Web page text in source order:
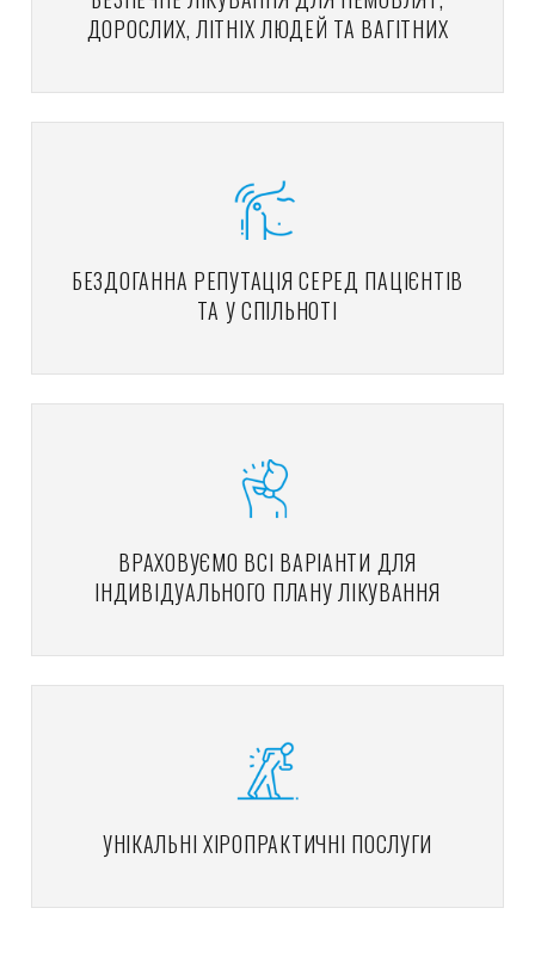
ДОРОСЛИХ, ЛІТНІХ ЛЮДЕЙ ТА ВАГІТНИХ
БЕЗДОГАННА РЕПУТАЦІЯ СЕРЕД ПАЦІЄНТІВ
ТА У СПІЛЬНОТІ
ВРАХОВУЄМО ВСІ ВАРІАНТИ ДЛЯ
ІНДИВІДУАЛЬНОГО ПЛАНУ ЛІКУВАННЯ
УНІКАЛЬНІ ХІРОПРАКТИЧНІ ПОСЛУГИ